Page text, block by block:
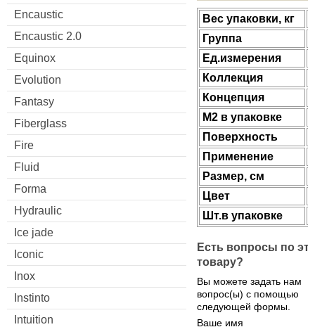
Encaustic
Encaustic 2.0
Equinox
Evolution
Fantasy
Fiberglass
Fire
Fluid
Forma
Hydraulic
Ice jade
Iconic
Inox
Instinto
Intuition
Веc упаковки, кг
Группа
Ед.измерения
Коллекция
Концепция
М2 в упаковке
Поверхность
Применение
Размер, см
Цвет
Шт.в упаковке
Есть вопросы по
товару?
Вы можете задать нам
вопрос(ы) с помощью
следующей формы.
Ваше имя